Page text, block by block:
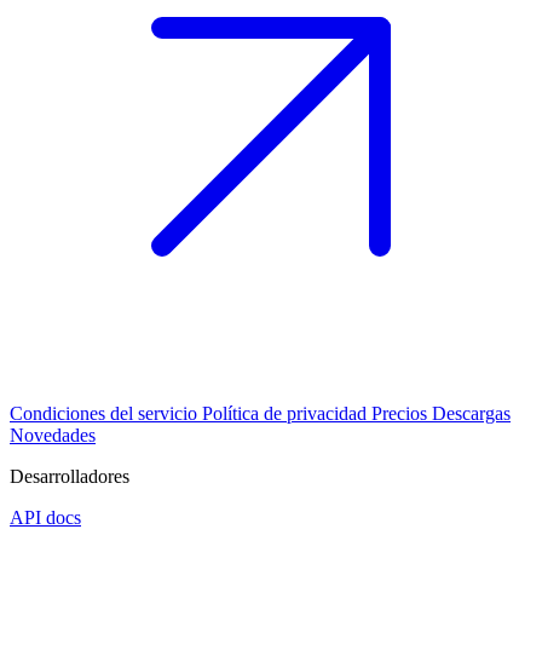
Condiciones del servicio Política de privacidad Precios Descargas
Novedades
Desarrolladores
API docs